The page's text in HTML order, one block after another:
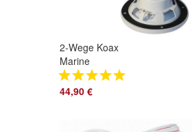
2-Wege Koax
Marine
Lautsprecher
Marine Boxen
44,90 €